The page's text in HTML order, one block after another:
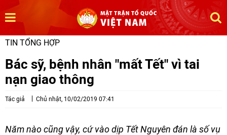
TIN TỔNG HỢP
Bác sỹ, bệnh nhân "mất Tết" vì tai
nạn giao thông
Tác giả Chủ nhật, 10/02/2019 07:41
Năm nào cũng vậy, cứ vào dịp Tết Nguyên đán là số vụ